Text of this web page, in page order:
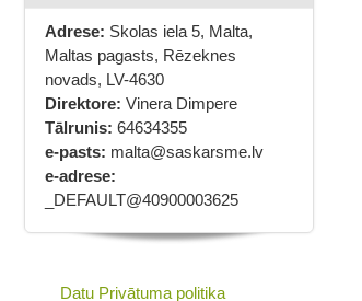
Adrese: Skolas iela 5, Malta,
Maltas pagasts, Rēzeknes
novads, LV-4630
Direktore: Vinera Dimpere
Tālrunis: 64634355
e-pasts: malta@saskarsme.lv
e-adrese:
_DEFAULT@40900003625
Datu Privātuma politika